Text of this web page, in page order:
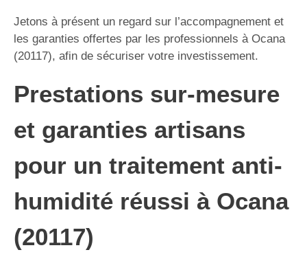
Jetons à présent un regard sur l’accompagnement et
les garanties offertes par les professionnels à Ocana
(20117), afin de sécuriser votre investissement.
Prestations sur-mesure
et garanties artisans
pour un traitement anti-
humidité réussi à Ocana
(20117)